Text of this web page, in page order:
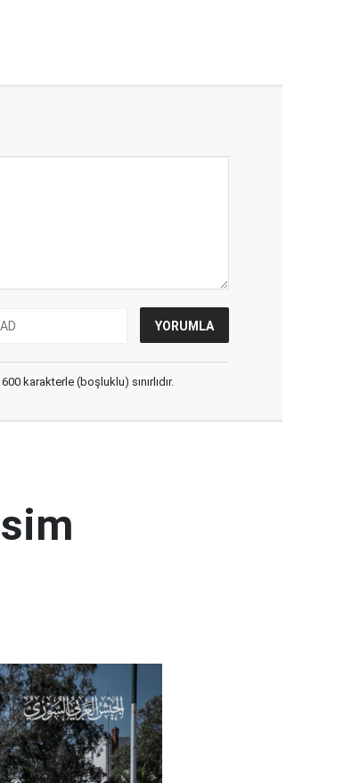
karakterle (boşluklu) sınırlıdır.